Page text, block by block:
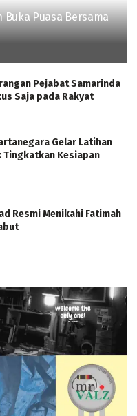
Puasa Bersama
Pejabat Samarinda
Saja pada Rakyat
Gelar Latihan
Tingkatkan Kesiapan
Resmi Menikahi Fatimah